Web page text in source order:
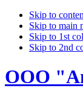
Skip to
Skip to main
Skip to 1st
Skip to 2nd
ООО